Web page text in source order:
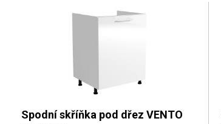
Spodní skříňka pod dřez VENTO